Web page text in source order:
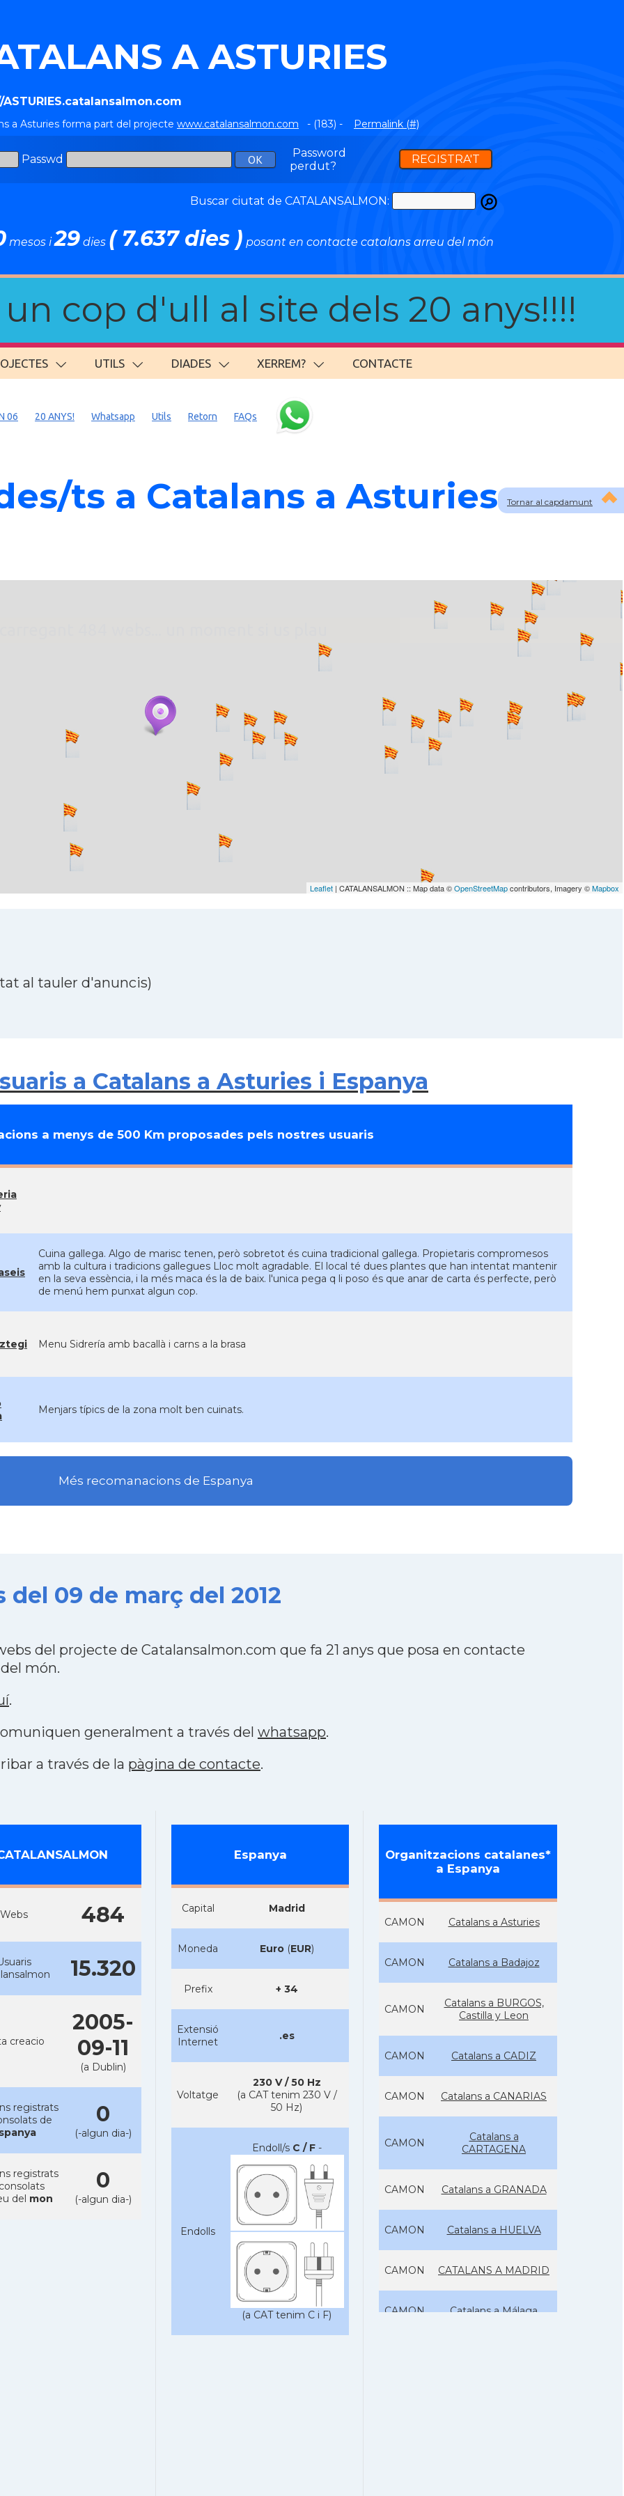
A ASTURIES
a Asturies forma part del projecte www.catalansalmon.com - (183) - Permalink (#)
Passwd
Password
perdut?
REGISTRA'T
Buscar ciutat de CATALANSALMON:
mesos i29dies ( 7.637 dies ) posant en contacte catalans arreu del món
cop d'ull al site dels 20 anys!!!!
UTILS DIADES XERREM? CONTACTE
Tornar al capdamunt
06 20 ANYS! Whatsapp Utils Retorn FAQs
ts a Catalans a Asturies
Leaflet | CATALANSALMON :: Map data ©OpenStreetMapcontributors, Imagery ©Mapbox
al tauler d'anuncis)
a Catalans a Asturies i Espanya
a menys de 500 Km proposades pels nostres usuaris
Cuina gallega. Algo de marisc tenen, però sobretot és cuina tradicional gallega. Propietaris compromesos
amb la cultura i tradicions gallegues Lloc molt agradable. El local té dues plantes que han intentat mantenir
en la seva essència, i la més maca és la de baix. l'unica pega q li poso és que anar de carta és perfecte, però
de menú hem punxat algun cop.
Menu Sidrería amb bacallà i carns a la brasa
Menjars típics de la zona molt ben cuinats.
Més recomanacions de Espanya
del 09 de març del 2012
del projecte de Catalansalmon.com que fa 21 anys que posa en contacte
món.
.
generalment a través del whatsapp.
a través de la pàgina de contacte.
Webs 484
15.320
creacio
2005-
09-11
(a Dublin)
registrats
de
0
(-algun dia-)
registrats
del mon
0
(-algun dia-)
Espanya
Capital Madrid
Moneda Euro(EUR)
Prefix + 34
Extensió
Internet
.es
Voltatge
230 V / 50 Hz
(a CAT tenim 230 V /
50 Hz)
Endolls
Endoll/s C / F-
(a CAT tenim C i F)
Organitzacions catalanes*
a Espanya
CAMON Catalans a Asturies
CAMON Catalans a Badajoz
CAMON
Catalans a BURGOS,
Castilla y Leon
CAMON Catalans a CADIZ
CAMON Catalans a CANARIAS
CAMON
Catalans a
CARTAGENA
CAMON Catalans a GRANADA
CAMON Catalans a HUELVA
CAMON CATALANS A MADRID
CAMON Catalans a Málaga